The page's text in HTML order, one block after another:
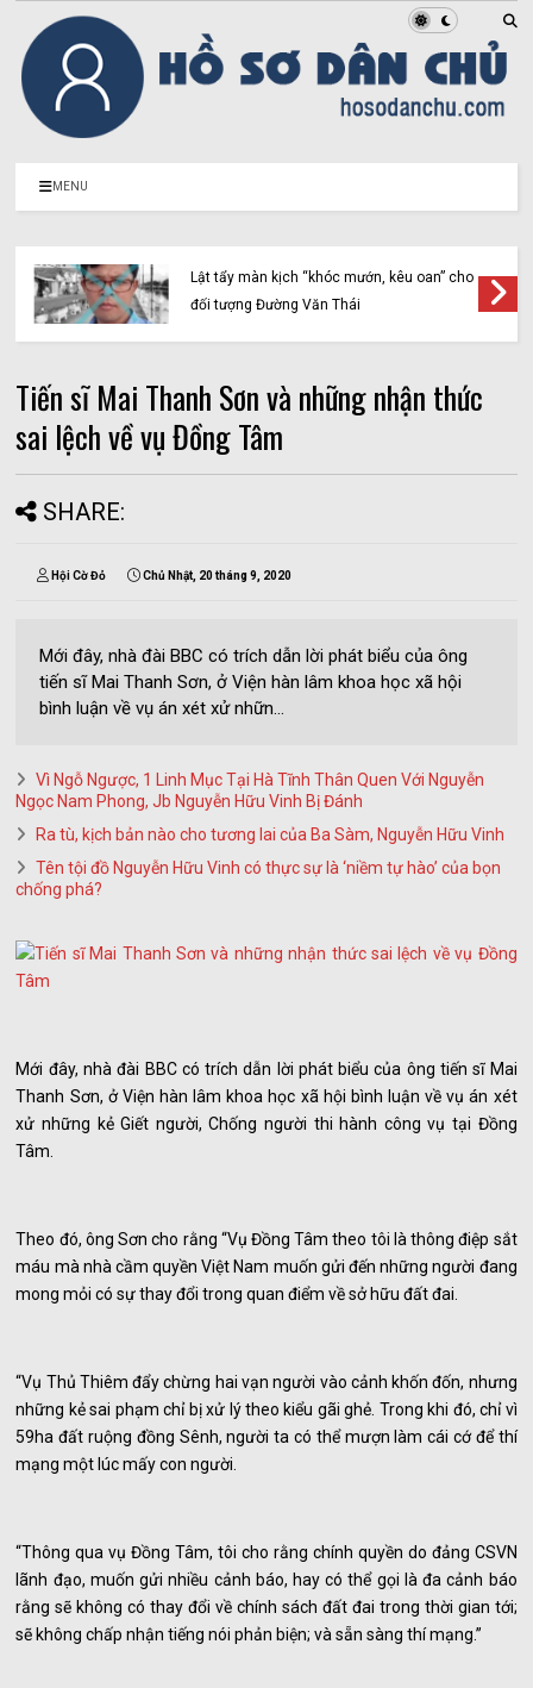
MENU
Lật tẩy màn kịch “khóc mướn, kêu oan” cho
đối tượng Đường Văn Thái
Tiến sĩ Mai Thanh Sơn và những nhận thức
sai lệch về vụ Đồng Tâm
SHARE:
Hội Cờ Đỏ Chủ Nhật, 20 tháng 9, 2020
Mới đây, nhà đài BBC có trích dẫn lời phát biểu của ông
tiến sĩ Mai Thanh Sơn, ở Viện hàn lâm khoa học xã hội
bình luận về vụ án xét xử nhữn...
Vì Ngỗ Ngược, 1 Linh Mục Tại Hà Tĩnh Thân Quen Với Nguyễn
Ngọc Nam Phong, Jb Nguyễn Hữu Vinh Bị Đánh
Ra tù, kịch bản nào cho tương lai của Ba Sàm, Nguyễn Hữu Vinh
Tên tội đồ Nguyễn Hữu Vinh có thực sự là ‘niềm tự hào’ của bọn
chống phá?
Mới đây, nhà đài BBC có trích dẫn lời phát biểu của ông tiến sĩ Mai
Thanh Sơn, ở Viện hàn lâm khoa học xã hội bình luận về vụ án xét
xử những kẻ Giết người, Chống người thi hành công vụ tại Đồng
Tâm.
Theo đó, ông Sơn cho rằng “Vụ Đồng Tâm theo tôi là thông điệp sắt
máu mà nhà cầm quyền Việt Nam muốn gửi đến những người đang
mong mỏi có sự thay đổi trong quan điểm về sở hữu đất đai.
“Vụ Thủ Thiêm đẩy chừng hai vạn người vào cảnh khốn đốn, nhưng
những kẻ sai phạm chỉ bị xử lý theo kiểu gãi ghẻ. Trong khi đó, chỉ vì
59ha đất ruộng đồng Sênh, người ta có thể mượn làm cái cớ để thí
mạng một lúc mấy con người.
“Thông qua vụ Đồng Tâm, tôi cho rằng chính quyền do đảng CSVN
lãnh đạo, muốn gửi nhiều cảnh báo, hay có thể gọi là đa cảnh báo
rằng sẽ không có thay đổi về chính sách đất đai trong thời gian tới;
sẽ không chấp nhận tiếng nói phản biện; và sẵn sàng thí mạng.”